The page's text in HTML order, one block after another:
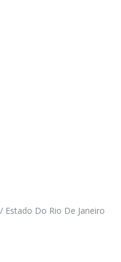
Estado Do Rio De Janeiro